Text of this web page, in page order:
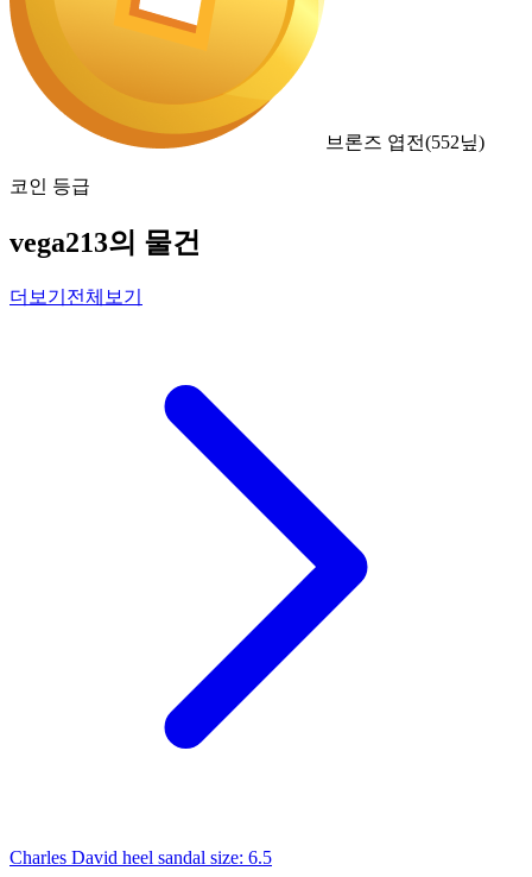
브론즈 엽전(552닢)
코인 등급
vega213의 물건
더보기 전체보기
Charles David heel sandal size: 6.5